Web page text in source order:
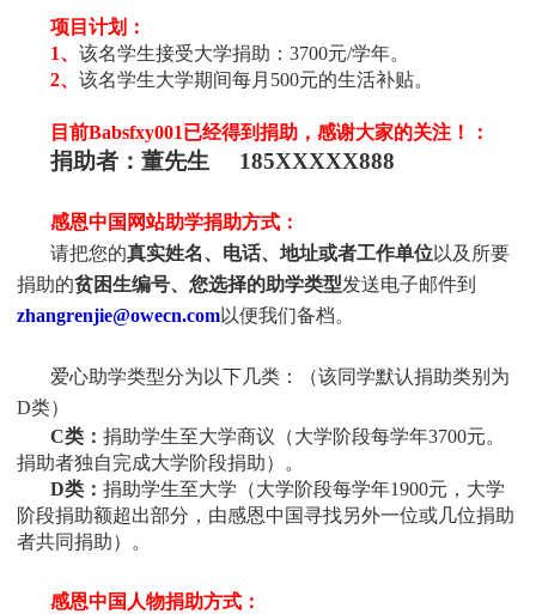
项目计划：
1、 该名学生接受大学捐助： 3700元/学年。
2、 该名学生大学期间每月500元的生活补贴。
目前Babsfxy001已经得到捐助，感谢大家的关注！ ：
捐助者：董先生 185XXXXX888
感恩中国网站助学捐助方式：
请把您的真实姓名、电话、地址或者工作单位以及所要
捐助的贫困生编号、您选择的助学类型发送电子邮件到
zhangrenjie@owecn.com以便我们备档。
爱心助学类型分为以下几类：（该同学默认捐助类别为
D类）
C类： 捐助学生至大学商议（大学阶段每学年3700元。
捐助者独自完成大学阶段捐助）。
D类： 捐助学生至大学（大学阶段每学年1900元，大学
阶段捐助额超出部分，由感恩中国寻找另外一位或几位捐助
者共同捐助）。
感恩中国人物捐助方式：